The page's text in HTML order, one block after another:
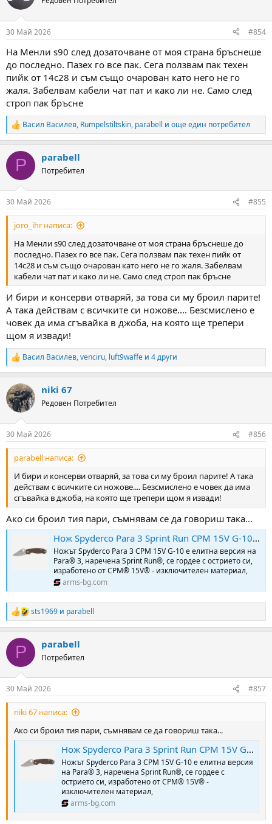
i
s
30 Май 2026 #854
На Менли s90 след дозаточване от моя страна бръснеше
до последно. Пазех го все пак. Сега ползвам пак техен
пийк от 14с28 и съм също очарован като него не го
жаля. Забелвам кабели чат пат и како ли не. Само след
строп пак бръсне
R
e
c
i
s
:
Васил Василев, Rumpelstiltskin, parabell и още един потребител
P parabell
Потребител
30 Май 2026 #855
joro_ihr написа:
На Менли s90 след дозаточване от моя страна бръснеше до
последно. Пазех го все пак. Сега ползвам пак техен пийк от
14с28 и съм също очарован като него не го жаля. Забелвам
кабели чат пат и како ли не. Само след строп пак бръсне
И бири и консерви отваряй, за това си му броил парите!
А така действам с всичките си ножове.... Безсмислено е
човек да има сгъвайка в джоба, на която ще трепери
щом я извади!
R
e
c
t
i
s
:
Васил Василев,venciru, luft9waffe и 4 други
niki 67
Редовен Потребител
30 Май 2026 #856
parabell написа:
И бири и консерви отваряй, за това си му броил парите! А така
действам с всичките си ножове.... Безсмислено е човек да има
сгъвайка в джоба, на която ще трепери щом я извади!
Ако си броил тия пари, съмнявам се да говориш така...
Нож Spyderco Para 3 Sprint Run CPM 15V G-10 Brown » Arms-Bg Оръжеен Магазин
Ножът Spyderco Para 3 CPM 15V G-10 е елитна версия на
Para® 3, наречена Sprint Run®, се гордее с острието си,
изработено от CPM® 15V® - изключителен материал,
arms-bg.com
R
e
c
i
n
s
:
sts1969 и parabell
P parabell
Потребител
30 Май 2026 #857
niki 67 написа:
Ако си броил тия пари, съмнявам се да говориш така...
Нож Spyderco Para 3 Sprint Run CPM 15V G-10 Brown » Arms-Bg Оръжеен Магазин
Ножът Spyderco Para 3 CPM 15V G-10 е елитна версия
на Para® 3, наречена Sprint Run®, се гордее с
острието си, изработено от CPM® 15V® -
изключителен материал,
arms-bg.com